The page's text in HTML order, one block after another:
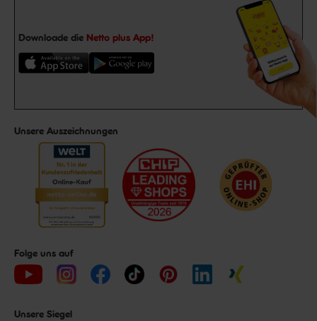
Downloade die Netto plus App!
Unsere Auszeichnungen
Folge uns auf
Unsere Siegel